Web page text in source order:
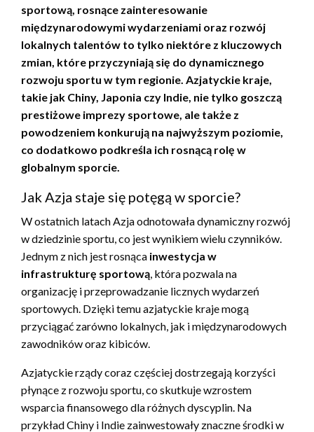
sportową, rosnące zainteresowanie
międzynarodowymi wydarzeniami oraz rozwój
lokalnych talentów to tylko niektóre z kluczowych
zmian, które przyczyniają się do dynamicznego
rozwoju sportu w tym regionie. Azjatyckie kraje,
takie jak Chiny, Japonia czy Indie, nie tylko goszczą
prestiżowe imprezy sportowe, ale także z
powodzeniem konkurują na najwyższym poziomie,
co dodatkowo podkreśla ich rosnącą rolę w
globalnym sporcie.
Jak Azja staje się potęgą w sporcie?
W ostatnich latach Azja odnotowała dynamiczny rozwój
w dziedzinie sportu, co jest wynikiem wielu czynników.
Jednym z nich jest rosnąca inwestycja w
infrastrukturę sportową, która pozwala na
organizację i przeprowadzanie licznych wydarzeń
sportowych. Dzięki temu azjatyckie kraje mogą
przyciągać zarówno lokalnych, jak i międzynarodowych
zawodników oraz kibiców.
Azjatyckie rządy coraz częściej dostrzegają korzyści
płynące z rozwoju sportu, co skutkuje wzrostem
wsparcia finansowego dla różnych dyscyplin. Na
przykład Chiny i Indie zainwestowały znaczne środki w